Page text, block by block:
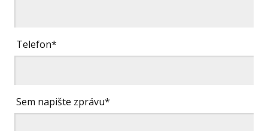
Telefon*
Sem napište zprávu*